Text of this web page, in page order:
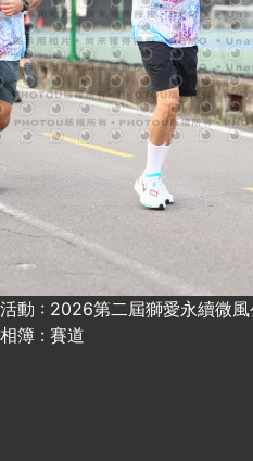
活動 : 2026第二屆獅愛永續微
相簿 : 賽道